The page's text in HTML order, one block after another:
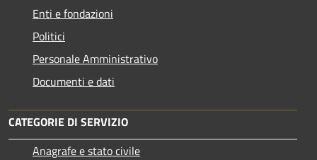
Enti e fondazioni
Politici
Personale Amministrativo
Documenti e dati
CATEGORIE DI SERVIZIO
Anagrafe e stato civile